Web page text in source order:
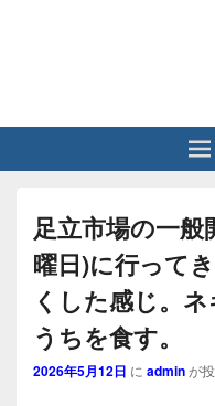
足立市場の一般
曜日)に行って
くした感じ。
うちを食す。
2026年5月12日 に adminが